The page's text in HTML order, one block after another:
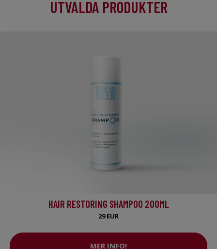
UTVALDA PRODUKTER
HAIR RESTORING SHAMPOO 200ML
29 EUR
MER INFO!